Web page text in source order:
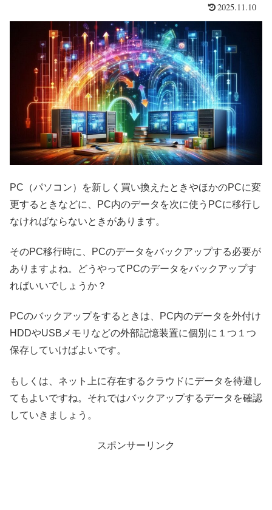
2025.11.10
PC（パソコン）を新しく買い換えたときやほかのPCに変
更するときなどに、PC内のデータを次に使うPCに移行し
なければならないときがあります。
そのPC移行時に、PCのデータをバックアップする必要が
ありますよね。どうやってPCのデータをバックアップす
ればいいでしょうか？
PCのバックアップをするときは、PC内のデータを外付け
HDDやUSBメモリなどの外部記憶装置に個別に１つ１つ
保存していけばよいです。
もしくは、ネット上に存在するクラウドにデータを待避し
てもよいですね。それではバックアップするデータを確認
していきましょう。
スポンサーリンク